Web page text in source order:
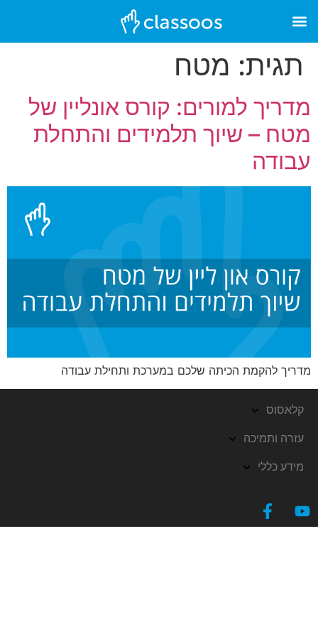
תגית: מטח
מדריך למורים: קורס אונליין של
מטח – שיוך תלמידים והתחלת
עבודה
מדריך להקמת הכיתה שלכם במערכת ותחילת עבודה
קלאסוס
עזרה ותמיכה
מידע כללי